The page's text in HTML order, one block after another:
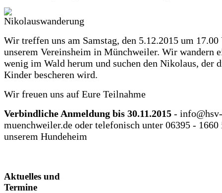
Wir treffen uns am Samstag, den 5.12.2015 um 17.00
unserem Vereinsheim in Münchweiler. Wir wandern
wenig im Wald herum und suchen den Nikolaus, der
Kinder bescheren wird.
Wir freuen uns auf Eure Teilnahme
Verbindliche Anmeldung bis 30.11.2015 - info@hsv-
muenchweiler.de oder telefonisch unter 06395 - 1660
unserem Hundeheim
Aktuelles und
Termine